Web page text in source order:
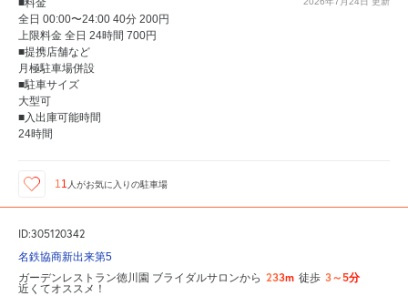
■料金
全日 00:00〜24:00 40分 200円
上限料金 全日 24時間 700円
■提携店舗など
月極駐車場併設
■駐車サイズ
大型可
■入出庫可能時間
24時間
11 人がお気に入りの駐車場
ID:305120342
名鉄協商新出来第5
ガーデンレストラン徳川園 ブライダルサロンから 233m 徒歩 3～5分
近くてオススメ！